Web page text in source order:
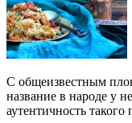
С общеизвестным
название в народе у
аутентичность